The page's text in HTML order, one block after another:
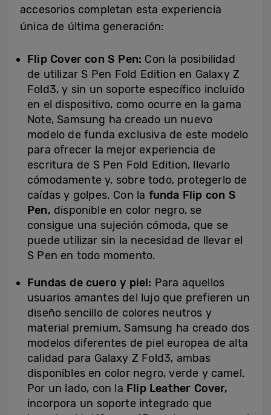
accesorios completan esta experiencia
única de última generación:
Flip Cover con S Pen: Con la posibilidad
de utilizar S Pen Fold Edition en Galaxy Z
Fold3, y sin un soporte específico incluido
en el dispositivo, como ocurre en la gama
Note, Samsung ha creado un nuevo
modelo de funda exclusiva de este modelo
para ofrecer la mejor experiencia de
escritura de S Pen Fold Edition, llevarlo
cómodamente y, sobre todo, protegerlo de
caídas y golpes. Con la funda Flip con S
Pen, disponible en color negro, se
consigue una sujeción cómoda, que se
puede utilizar sin la necesidad de llevar el
S Pen en todo momento.
Fundas de cuero y piel: Para aquellos
usuarios amantes del lujo que prefieren un
diseño sencillo de colores neutros y
material premium, Samsung ha creado dos
modelos diferentes de piel europea de alta
calidad para Galaxy Z Fold3, ambas
disponibles en color negro, verde y camel.
Por un lado, con la Flip Leather Cover,
incorpora un soporte integrado que